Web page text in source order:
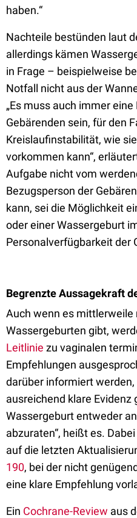
haben.“
Nachteile bestünden laut
allerdings kämen
in Frage – beispielweise
Notfall nicht aus der
„Es muss auch immer
Gebärenden sein, für den
Kreislaufinstabilität, wie
vorkommen kann“,
Aufgabe nicht vom
Bezugsperson der
kann, sei die Möglichkeit
oder einer Wassergeburt
Personalverfügbarkeit der
Begrenzte Aussagekraft
Auch wenn es mittlerweile
Wassergeburten gibt,
Leitlinie zu vaginalen
Empfehlungen
darüber informiert
ausreichend klare Evidenz
Wassergeburt entweder
abzuraten“, heißt es.
auf die letzten
190, bei der nicht
eine klare Empfehlung
Ein Cochrane-Review aus